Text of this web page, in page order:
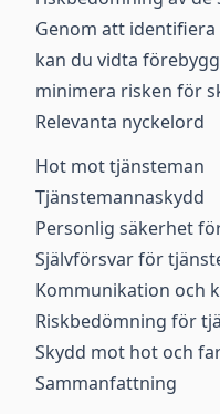
Genom att
kan du vidta
minimera risken för
Relevanta nyckelord
Hot mot tjänsteman
Tjänstemannaskydd
Personlig säkerhet
Självförsvar för
Kommunikation och
Riskbedömning för
Skydd mot hot och
Sammanfattning